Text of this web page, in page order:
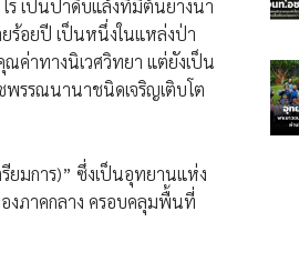
เป็นป่าดิบแล้งที่มีต้นยางนา
ร้อยปี เป็นหนึ่งในแหล่งป่า
ค่าทางนิเวศวิทยา แต่ยังเป็น
พรรณนานาชนิดเจริญเติบโต
ยมการ)” ซึ่งเป็นอุทยานแห่ง
งภาคกลาง ครอบคลุมพื้นที่